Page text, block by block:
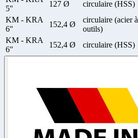
5"
127 Ø circulaire (HSS)
KM - KRA
6"
152,4 Ø
circulaire (acier à
outils)
KM - KRA
6"
152,4 Ø circulaire (HSS)